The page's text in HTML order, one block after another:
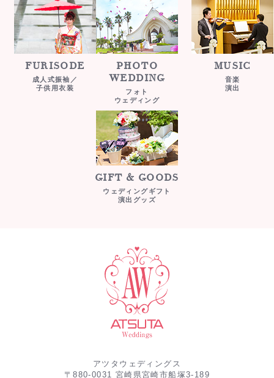
FURISODE
成人式振袖／
子供用衣装
PHOTO
WEDDING
フォト
ウェディング
MUSIC
音楽
演出
GIFT & GOODS
ウェディングギフト
演出グッズ
アツタウェディングス
〒880-0031 宮崎県宮崎市船塚3-189